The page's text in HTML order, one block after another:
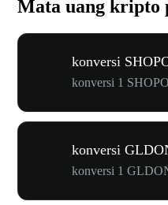
Mata uang kripto
konversi
konversi 1
konversi
konversi 1